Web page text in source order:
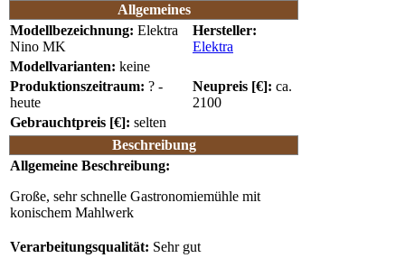
Allgemeines
Modellbezeichnung: Elektra
Nino MK
Hersteller:
Elektra
Modellvarianten: keine
Produktionszeitraum: ? -
heute
Neupreis [€]: ca.
2100
Gebrauchtpreis [€]: selten
Beschreibung
Allgemeine Beschreibung:
Große, sehr schnelle Gastronomiemühle mit
konischem Mahlwerk
Verarbeitungsqualität: Sehr gut